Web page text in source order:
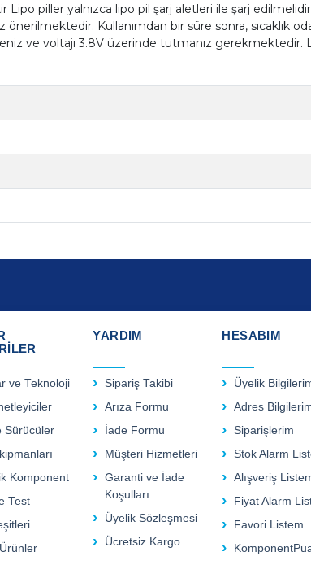
piller yalnızca lipo pil şarj aletleri ile şarj
Kullanımdan bir süre sonra, sıcaklık
ve voltajı 3.8V üzerinde tutmanız gerekmektedir.
ve Teknoloji
Sürücüler
Komponent
Test
YARDIM
Sipariş Takibi
Arıza Formu
İade Formu
Müşteri Hizmetleri
Garanti ve İade
Koşulları
Üyelik Sözleşmesi
Ücretsiz Kargo
HESABIM
Üyelik
Adres
Siparişlerim
Stok Alarm
Alışveriş
Fiyat Alarm
Favori Listem